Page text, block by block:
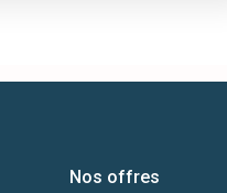
Nos offres